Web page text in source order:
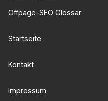
Offpage-SEO Glossar
Startseite
Kontakt
Impressum